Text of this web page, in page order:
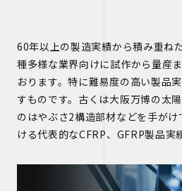
60年以上の製造実績から積み重ね
種多様な業界向けに試作から量産
おります。特に難易度の高い製品
すものです。古くは大阪万博の太
のはやぶさ2構造部材などを手が
ける代表的なCFRP、GFRP製品実